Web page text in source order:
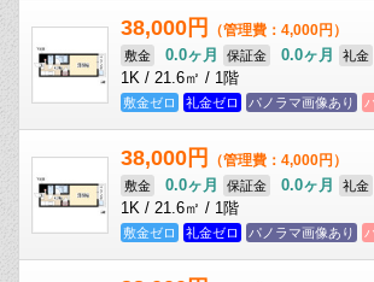
38,000円 （管理費：4,000円）
敷金 0.0ヶ月 保証金 0.0ヶ月 礼金
1K / 21.6㎡ / 1階
敷金ゼロ 礼金ゼロ パノラマ画像あり
38,000円 （管理費：4,000円）
敷金 0.0ヶ月 保証金 0.0ヶ月 礼金
1K / 21.6㎡ / 1階
敷金ゼロ 礼金ゼロ パノラマ画像あり